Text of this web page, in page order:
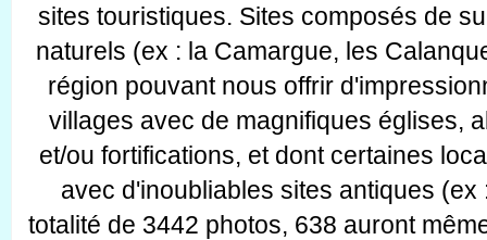
sites touristiques. Sites composés de
naturels (ex : la Camargue, les
région pouvant nous offrir
villages avec de magnifiques églises,
et/ou fortifications, et dont certaines
avec d'inoubliables sites antiques
totalité de 3442 photos, 638 auront